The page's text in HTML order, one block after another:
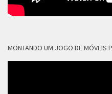
MONTANDO UM JOGO DE MÓVEIS